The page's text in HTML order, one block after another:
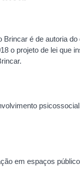
é de autoria
o projeto de lei que
em espaços